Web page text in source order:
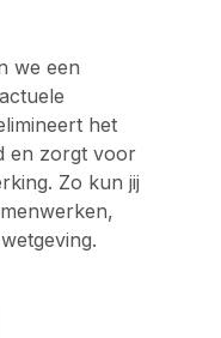
we een
het
en zorgt voor
Zo kun jij